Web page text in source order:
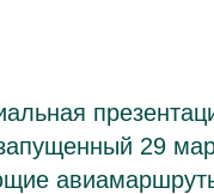
29